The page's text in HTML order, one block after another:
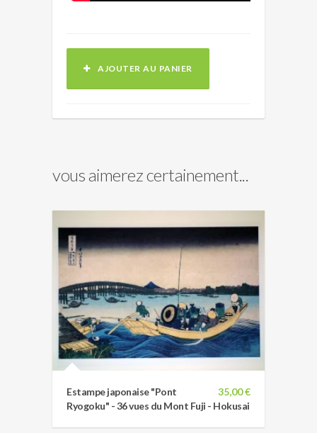
AJOUTER AU PANIER
vous aimerez certainement...
35,00 €
Estampe japonaise "Pont
Ryogoku" - 36 vues du Mont Fuji - Hokusai